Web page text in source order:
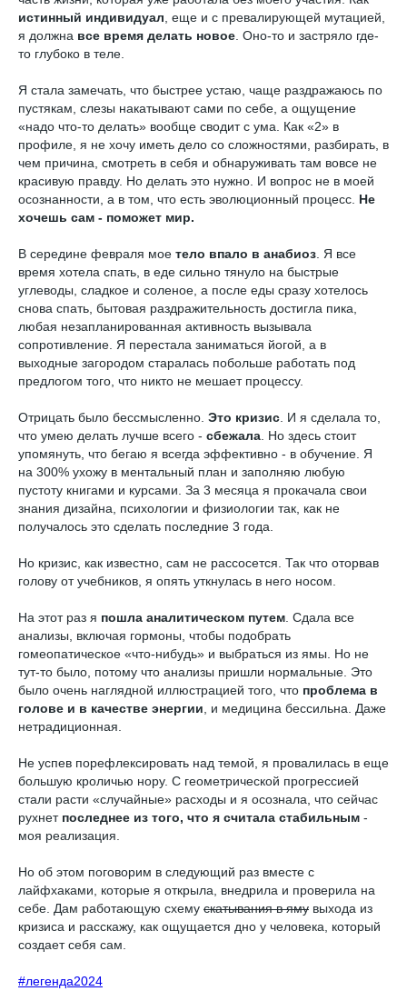
истинный индивидуал , еще и с превалирующей мутацией,
я должна все время делать новое . Оно-то и застряло где-
то глубоко в теле.
Я стала замечать, что быстрее устаю, чаще раздражаюсь по
пустякам, слезы накатывают сами по себе, а ощущение
«надо что-то делать» вообще сводит с ума. Как «2» в
профиле, я не хочу иметь дело со сложностями, разбирать, в
чем причина, смотреть в себя и обнаруживать там вовсе не
красивую правду. Но делать это нужно. И вопрос не в моей
осознанности, а в том, что есть эволюционный процесс. Не
хочешь сам - поможет мир.
В середине февраля мое тело впало в анабиоз . Я все
время хотела спать, в еде сильно тянуло на быстрые
углеводы, сладкое и соленое, а после еды сразу хотелось
снова спать, бытовая раздражительность достигла пика,
любая незапланированная активность вызывала
сопротивление. Я перестала заниматься йогой, а в
выходные загородом старалась побольше работать под
предлогом того, что никто не мешает процессу.
Отрицать было бессмысленно. Это кризис . И я сделала то,
что умею делать лучше всего - сбежала . Но здесь стоит
упомянуть, что бегаю я всегда эффективно - в обучение. Я
на 300% ухожу в ментальный план и заполняю любую
пустоту книгами и курсами. За 3 месяца я прокачала свои
знания дизайна, психологии и физиологии так, как не
получалось это сделать последние 3 года.
Но кризис, как известно, сам не рассосется. Так что оторвав
голову от учебников, я опять уткнулась в него носом.
На этот раз я пошла аналитическом путем . Сдала все
анализы, включая гормоны, чтобы подобрать
гомеопатическое «что-нибудь» и выбраться из ямы. Но не
тут-то было, потому что анализы пришли нормальные. Это
было очень наглядной иллюстрацией того, что проблема в
голове и в качестве энергии , и медицина бессильна. Даже
нетрадиционная.
Не успев порефлексировать над темой, я провалилась в еще
большую кроличью нору. С геометрической прогрессией
стали расти «случайные» расходы и я осознала, что сейчас
рухнет последнее из того, что я считала стабильным -
моя реализация.
Но об этом поговорим в следующий раз вместе с
лайфхаками, которые я открыла, внедрила и проверила на
себе. Дам работающую схему скатывания в яму выхода из
кризиса и расскажу, как ощущается дно у человека, который
создает себя сам.
#легенда2024